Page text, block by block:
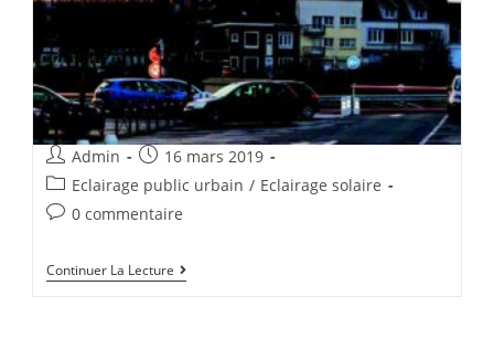
Admin
16 mars 2019
Eclairage public urbain / Eclairage solaire
0 commentaire
Continuer La Lecture